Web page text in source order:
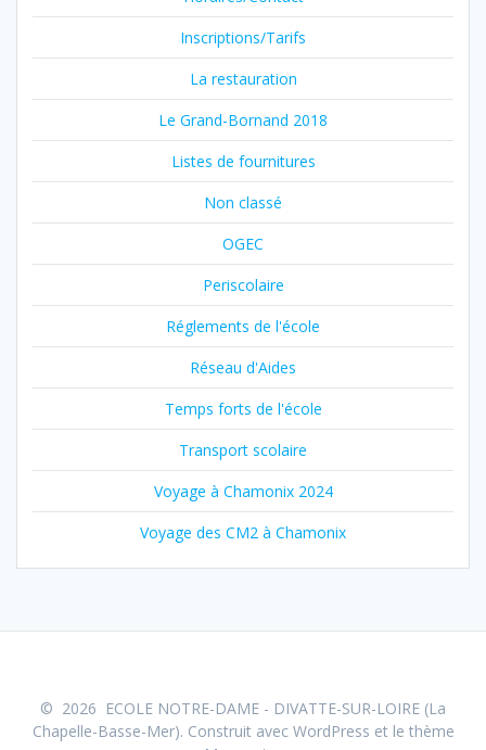
Inscriptions/Tarifs
La restauration
Le Grand-Bornand 2018
Listes de fournitures
Non classé
OGEC
Periscolaire
Réglements de l'école
Réseau d'Aides
Temps forts de l'école
Transport scolaire
Voyage à Chamonix 2024
Voyage des CM2 à Chamonix
© 2026 ECOLE NOTRE-DAME - DIVATTE-SUR-LOIRE (La
Chapelle-Basse-Mer). Construit avec WordPress et le thème